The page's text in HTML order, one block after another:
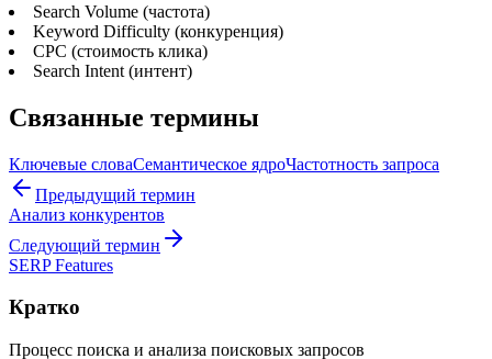
Search Volume (частота)
Keyword Difficulty (конкуренция)
CPC (стоимость клика)
Search Intent (интент)
Связанные термины
Ключевые словаСемантическое ядроЧастотность запроса
Предыдущий термин
Анализ конкурентов
Следующий термин
SERP Features
Кратко
Процесс поиска и анализа поисковых запросов